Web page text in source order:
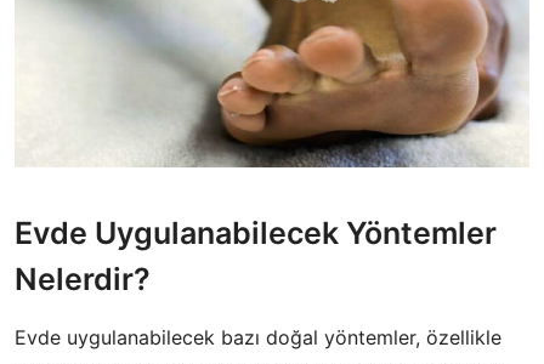
Evde Uygulanabilecek Yöntemler
Nelerdir?
Evde uygulanabilecek bazı doğal yöntemler, özellikle